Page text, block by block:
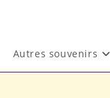
Autres souvenirs